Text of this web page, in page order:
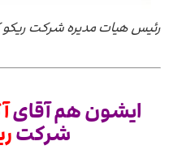
رئیس هیات مدیره شرکت
ایشون هم آقای
شرکت